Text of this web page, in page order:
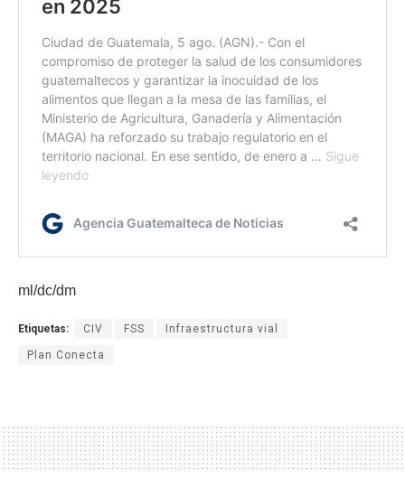
ml/dc/dm
Etiquetas: CIV FSS Infraestructura vial
Plan Conecta